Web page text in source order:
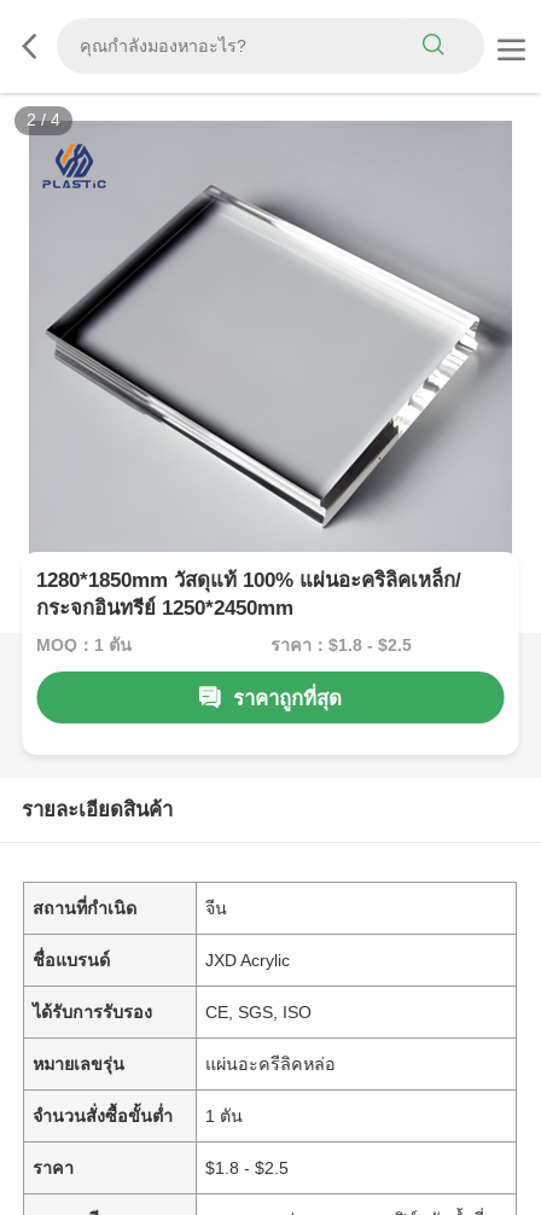
3/4
1280*1850mm วัสดุแท้ 100% แผ่นอะคริลิคเหล็ก/
กระจกอินทรีย์ 1250*2450mm
MOQ：1 ตัน ราคา：$1.8 - $2.5
ราคาถูกที่สุด
รายละเอียดสินค้า
สถานที่กำเนิด จีน
ชื่อแบรนด์ JXD Acrylic
ได้รับการรับรอง CE, SGS, ISO
หมายเลขรุ่น แผ่นอะครีลิคหล่อ
จำนวนสั่งซื้อขั้นต่ำ 1 ตัน
ราคา $1.8 - $2.5